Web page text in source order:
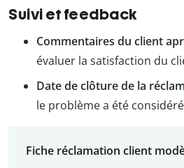
Suivi et feedback
Commentaires du client
évaluer la satisfaction du
Date de clôture de la
le problème a été
Fiche réclamation client